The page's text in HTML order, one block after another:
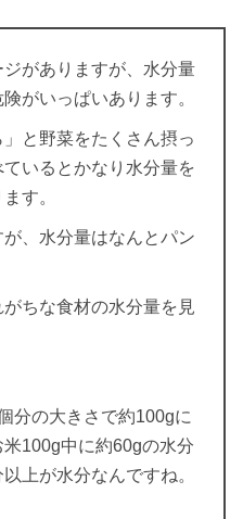
がありますが、水分量
がいっぱいあります。
と野菜をたくさん摂っ
いるとかなり水分量を
す。
、水分量はなんとパン
ちな食材の水分量を見
分の大きさで約100gに
100g中に約60gの水分
上が水分なんですね。